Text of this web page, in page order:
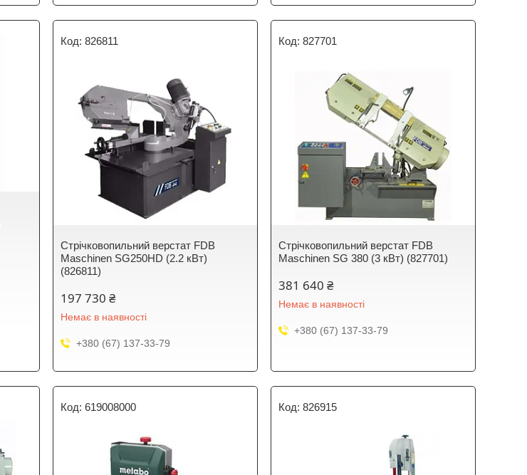
826811
Стрічковопильний верстат FDB
Maschinen SG250HD (2.2 кВт)
(826811)
197 730 ₴
Немає в наявності
+380 (67) 137-33-79
827701
Стрічковопильний верстат FDB
Maschinen SG 380 (3 кВт) (827701)
381 640 ₴
Немає в наявності
+380 (67) 137-33-79
619008000 826915